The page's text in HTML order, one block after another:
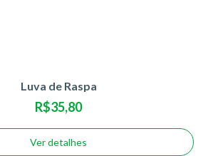
Luva de Raspa
R$35,80
Ver detalhes